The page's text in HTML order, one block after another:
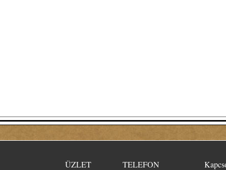
​ÜZLET
TELEFON